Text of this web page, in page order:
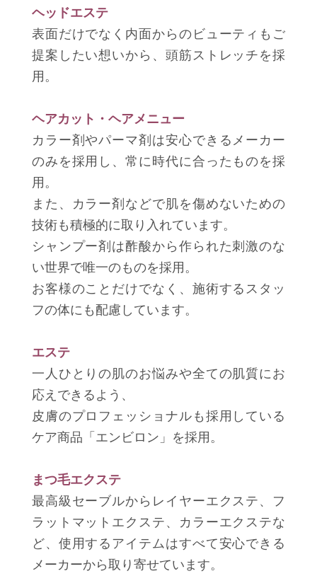
ヘッドエステ
表面だけでなく内面からのビューティもご
提案したい想いから、頭筋ストレッチを採
用。
ヘアカット・ヘアメニュー
カラー剤やパーマ剤は安心できるメーカー
のみを採用し、常に時代に合ったものを採
用。
また、カラー剤などで肌を傷めないための
技術も積極的に取り入れています。
シャンプー剤は酢酸から作られた刺激のな
い世界で唯一のものを採用。
お客様のことだけでなく、施術するスタッ
フの体にも配慮しています。
エステ
一人ひとりの肌のお悩みや全ての肌質にお
応えできるよう、
皮膚のプロフェッショナルも採用している
ケア商品「エンビロン」を採用。
まつ毛エクステ
最高級セーブルからレイヤーエクステ、フ
ラットマットエクステ、カラーエクステな
ど、使用するアイテムはすべて安心できる
メーカーから取り寄せています。